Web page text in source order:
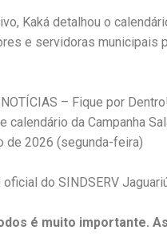
Kaká detalhou o
e servidoras municipais
– Fique por Dentro!
calendário da Campanha
de 2026 (segunda-feira)
oficial do SINDSERV
é muito importante.